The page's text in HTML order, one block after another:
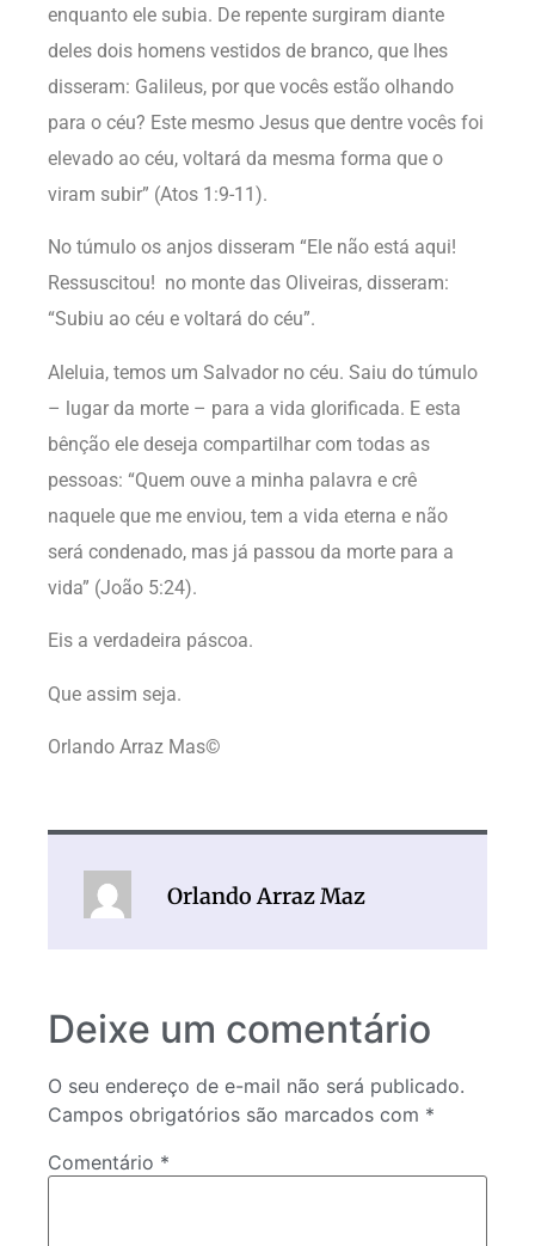
enquanto ele subia. De repente surgiram diante
deles dois homens vestidos de branco, que lhes
disseram: Galileus, por que vocês estão olhando
para o céu? Este mesmo Jesus que dentre vocês foi
elevado ao céu, voltará da mesma forma que o
viram subir” (Atos 1:9-11).
No túmulo os anjos disseram “Ele não está aqui!
Ressuscitou! no monte das Oliveiras, disseram:
“Subiu ao céu e voltará do céu”.
Aleluia, temos um Salvador no céu. Saiu do túmulo
– lugar da morte – para a vida glorificada. E esta
bênção ele deseja compartilhar com todas as
pessoas: “Quem ouve a minha palavra e crê
naquele que me enviou, tem a vida eterna e não
será condenado, mas já passou da morte para a
vida” (João 5:24).
Eis a verdadeira páscoa.
Que assim seja.
Orlando Arraz Mas©
Orlando Arraz Maz
Deixe um comentário
O seu endereço de e-mail não será publicado.
Campos obrigatórios são marcados com *
Comentário *